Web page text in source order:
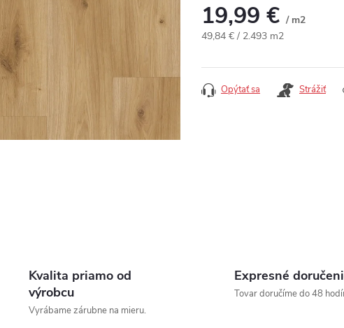
19,99 € / m2
Jednotková cena:
49,84 € / 2.493 m2
Opýtať sa Strážiť
Kvalita priamo od
výrobcu
Vyrábame zárubne na mieru.
Expresné
Tovar doručíme do 48